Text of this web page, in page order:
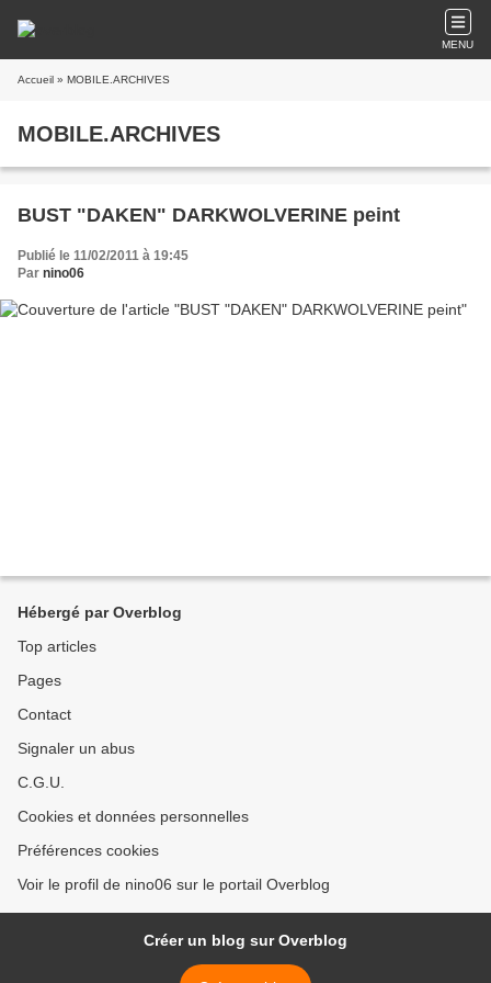
MENU
Accueil » MOBILE.ARCHIVES
MOBILE.ARCHIVES
BUST "DAKEN" DARKWOLVERINE peint
Publié le 11/02/2011 à 19:45
Par nino06
Hébergé par Overblog
Top articles
Pages
Contact
Signaler un abus
C.G.U.
Cookies et données personnelles
Préférences cookies
Voir le profil de nino06 sur le portail Overblog
Créer un blog sur Overblog